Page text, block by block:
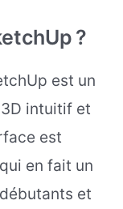
?
est un
intuitif et
est
en fait un
et